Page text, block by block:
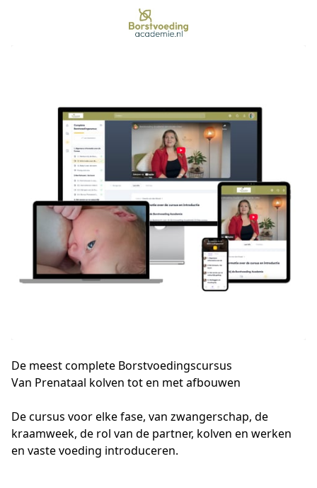
De meest complete Borstvoedingscursus
Van Prenataal kolven tot en met afbouwen
De cursus voor elke fase, van zwangerschap, de
kraamweek, de rol van de partner, kolven en werken
en vaste voeding introduceren.